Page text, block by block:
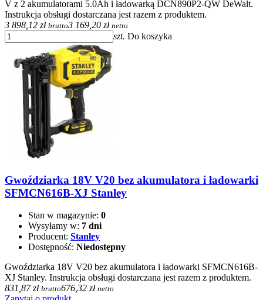
V z 2 akumulatorami 5.0Ah i ładowarką DCN890P2-QW DeWalt.
Instrukcja obsługi dostarczana jest razem z produktem.
3 898,12 zł brutto3 169,20 zł netto
szt. Do koszyka
Gwoździarka 18V V20 bez akumulatora i ładowarki
SFMCN616B-XJ Stanley
Stan w magazynie: 0
Wysyłamy w: 7 dni
Producent: Stanley
Dostępność: Niedostępny
Gwoździarka 18V V20 bez akumulatora i ładowarki SFMCN616B-
XJ Stanley. Instrukcja obsługi dostarczana jest razem z produktem.
831,87 zł brutto676,32 zł netto